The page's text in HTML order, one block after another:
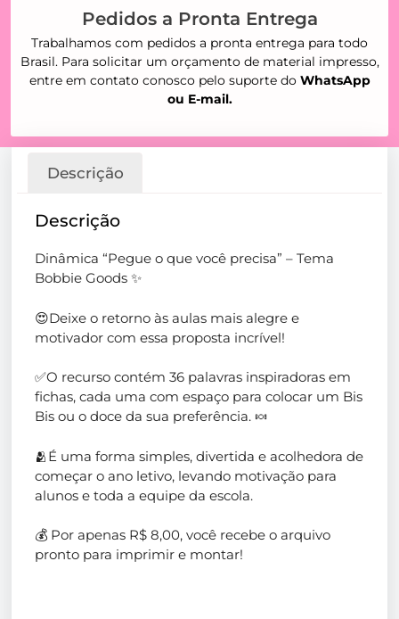
Pedidos a Pronta Entrega
Trabalhamos com pedidos a pronta entrega para todo
Brasil. Para solicitar um orçamento de material impresso,
entre em contato conosco pelo suporte do WhatsApp
ou E-mail.
Descrição
Descrição
Dinâmica “Pegue o que você precisa” – Tema
Bobbie Goods ✨
😍Deixe o retorno às aulas mais alegre e
motivador com essa proposta incrível!
✅O recurso contém 36 palavras inspiradoras em
fichas, cada uma com espaço para colocar um Bis
Bis ou o doce da sua preferência. 🍬
🫂É uma forma simples, divertida e acolhedora de
começar o ano letivo, levando motivação para
alunos e toda a equipe da escola.
💰 Por apenas R$ 8,00, você recebe o arquivo
pronto para imprimir e montar!